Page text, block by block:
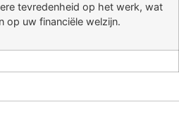
tevredenheid op het werk, wat
op uw financiële welzijn.